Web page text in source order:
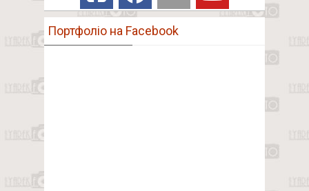
Портфоліо на Facebook